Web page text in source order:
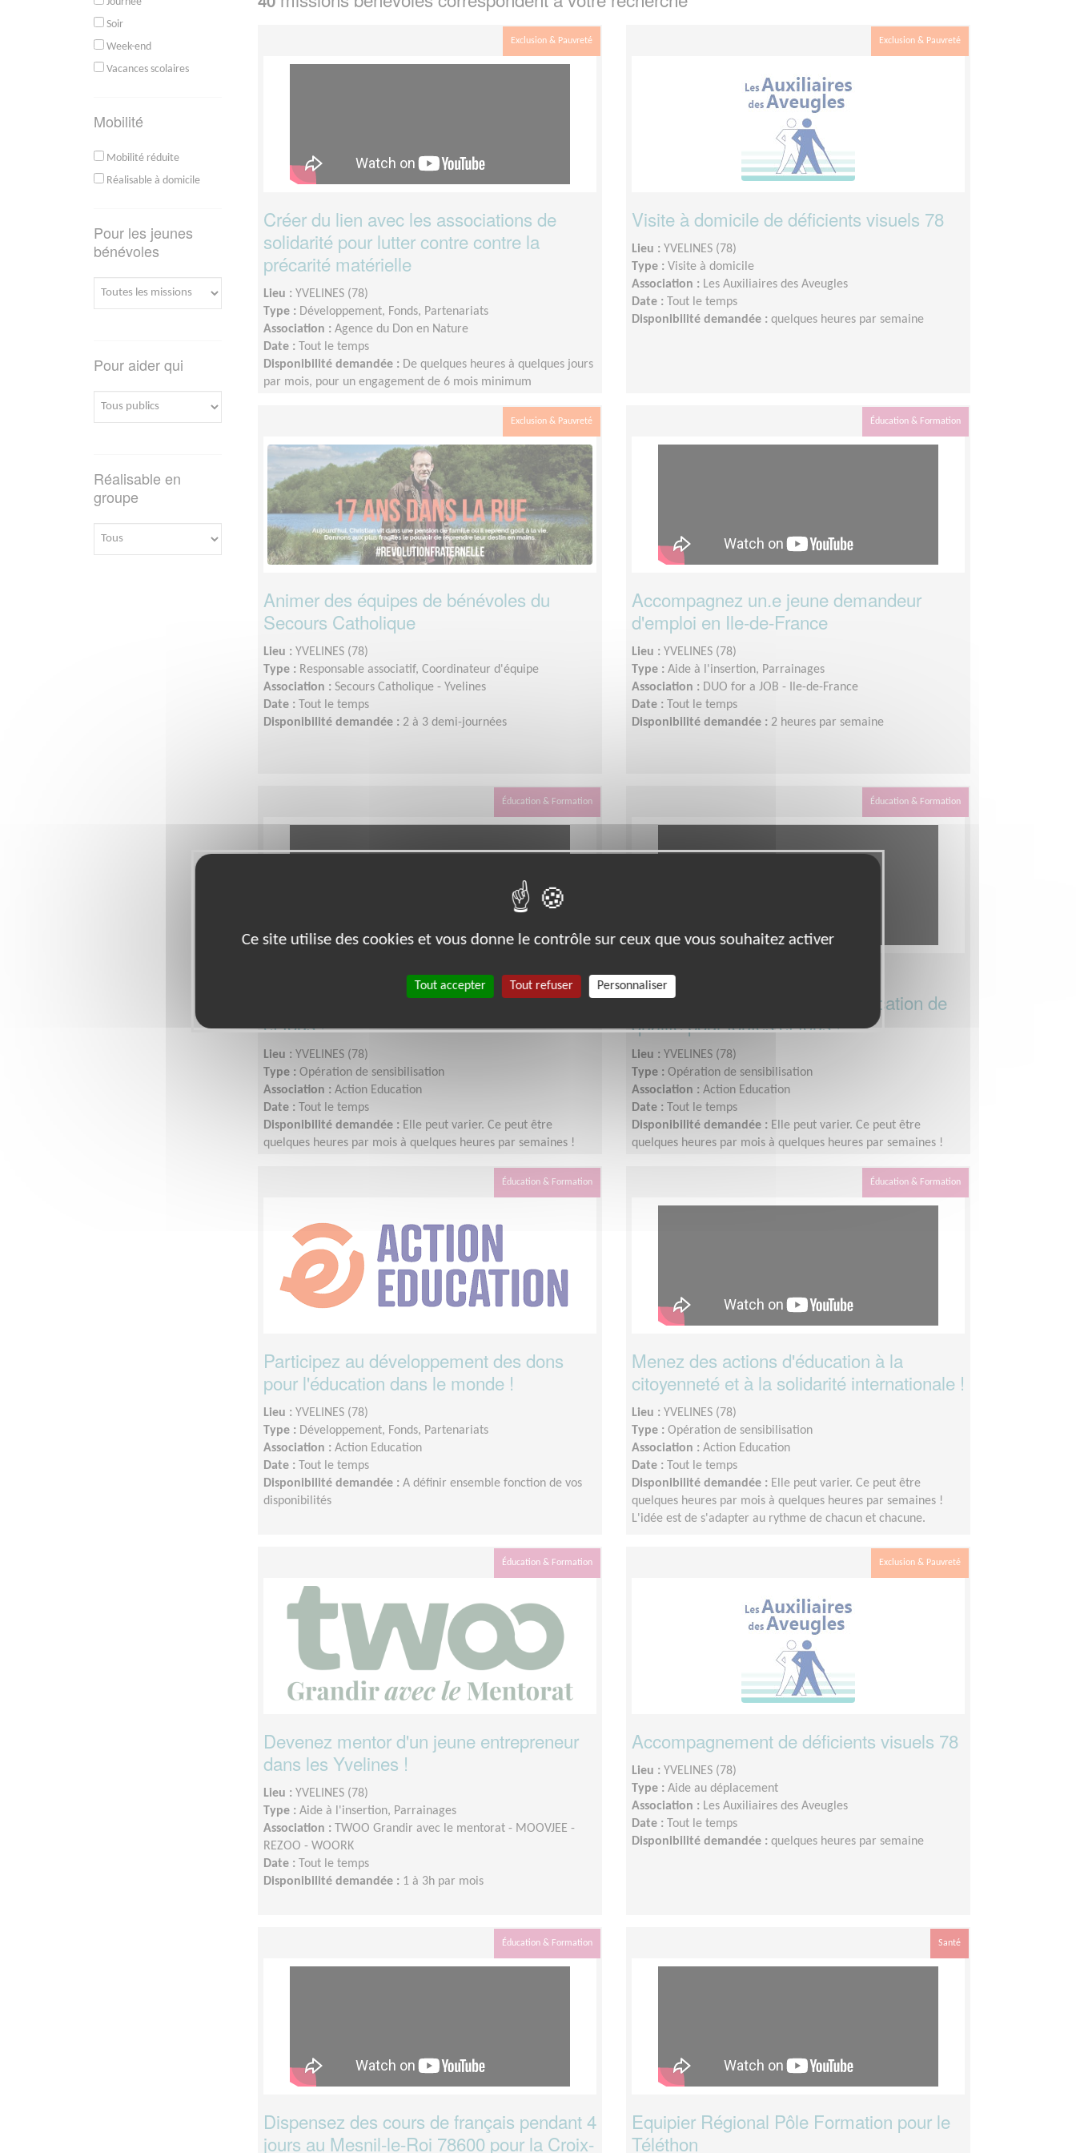
Soir
Week-end
Vacances scolaires
Mobilité
Mobilité réduite
Réalisable à domicile
Pour les jeunes
bénévoles
Pour aider qui
Réalisable en
groupe
Exclusion & Pauvreté
Créer du lien avec les associations de
solidarité pour lutter contre contre la
précarité matérielle
Lieu : YVELINES (78)
Type : Développement, Fonds, Partenariats
Association : Agence du Don en Nature
Date : Tout le temps
Disponibilité demandée : De quelques heures à quelques jours
par mois, pour un engagement de 6 mois minimum
Exclusion & Pauvreté
Visite à domicile de déficients visuels 78
Lieu : YVELINES (78)
Type : Visite à domicile
Association : Les Auxiliaires des Aveugles
Date : Tout le temps
Disponibilité demandée : quelques heures par semaine
Exclusion & Pauvreté
Animer des équipes de bénévoles du
Secours Catholique
Lieu : YVELINES (78)
Type : Responsable associatif, Coordinateur d'équipe
Association : Secours Catholique - Yvelines
Date : Tout le temps
Disponibilité demandée : 2 à 3 demi-journées
Éducation & Formation
Accompagnez un.e jeune demandeur
d'emploi en Ile-de-France
Lieu : YVELINES (78)
Type : Aide à l'insertion, Parrainages
Association : DUO for a JOB - Ile-de-France
Date : Tout le temps
Disponibilité demandée : 2 heures par semaine
Éducation & Formation
Communiquez et collectez des ressources
pour une éducation de qualité pour toutes
et tous !
Lieu : YVELINES (78)
Type : Opération de sensibilisation
Association : Action Education
Date : Tout le temps
Disponibilité demandée : Elle peut varier. Ce peut être
quelques heures par mois à quelques heures par semaines !
Éducation & Formation
Engagez-vous (développement,
communication...) pour une éducation de
qualité pour toutes et tous !
Lieu : YVELINES (78)
Type : Opération de sensibilisation
Association : Action Education
Date : Tout le temps
Disponibilité demandée : Elle peut varier. Ce peut être
quelques heures par mois à quelques heures par semaines !
Éducation & Formation
Participez au développement des dons
pour l'éducation dans le monde !
Lieu : YVELINES (78)
Type : Développement, Fonds, Partenariats
Association : Action Education
Date : Tout le temps
Disponibilité demandée : A définir ensemble fonction de vos
disponibilités
Éducation & Formation
Menez des actions d'éducation à la
citoyenneté et à la solidarité internationale !
Lieu : YVELINES (78)
Type : Opération de sensibilisation
Association : Action Education
Date : Tout le temps
Disponibilité demandée : Elle peut varier. Ce peut être
quelques heures par mois à quelques heures par semaines !
L'idée est de s'adapter au rythme de chacun et chacune.
Éducation & Formation
Devenez mentor d'un jeune entrepreneur
dans les Yvelines !
Lieu : YVELINES (78)
Type : Aide à l'insertion, Parrainages
Association : TWOO Grandir avec le mentorat - MOOVJEE -
REZOO - WOORK
Date : Tout le temps
Disponibilité demandée : 1 à 3h par mois
Exclusion & Pauvreté
Accompagnement de déficients visuels 78
Lieu : YVELINES (78)
Type : Aide au déplacement
Association : Les Auxiliaires des Aveugles
Date : Tout le temps
Disponibilité demandée : quelques heures par semaine
Éducation & Formation
Dispensez des cours de français pendant 4
jours au Mesnil-le-Roi 78600 pour la Croix-
Santé
Equipier Régional Pôle Formation pour le
Téléthon
Ce site utilise des cookies et vous donne le contrôle sur ceux que vous souhaitez activer
Tout accepter Tout refuser Personnaliser